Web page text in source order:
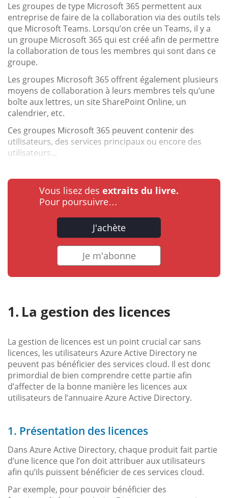
Les groupes de type Microsoft 365 permettent aux
entreprise de faire de la collaboration via des outils tels
que Microsoft Teams. Lorsqu’on crée un Teams, il y a
un groupe Microsoft 365 qui est créé afin de permettre
la collaboration de tous les membres qui sont dans ce
groupe.
Les groupes Microsoft 365 offrent également plusieurs
moyens de collaboration à leurs membres tels qu’une
boîte aux lettres, un site SharePoint Online, un
calendrier, etc.
Ces groupes Microsoft 365 peuvent contenir des
utilisateurs, des services principaux ou encore des
utilisateurs...
Vous lisez des extraits du livre.
Pour poursuivre…
J'achète
Je m'abonne
La gestion des licences
La gestion de licences est un point crucial car sans
licences, les utilisateurs Azure Active Directory ne
peuvent pas bénéficier des services cloud. Il est donc
primordial de bien comprendre cette partie afin
d’affecter de la bonne manière les licences aux
utilisateurs de l’annuaire Azure Active Directory.
1. Présentation des licences
Dans Azure Active Directory, chaque produit fait partie
d’une licence que l’on doit attribuer aux utilisateurs
afin qu’ils puissent bénéficier de ces services cloud.
Par exemple, pour pouvoir bénéficier des